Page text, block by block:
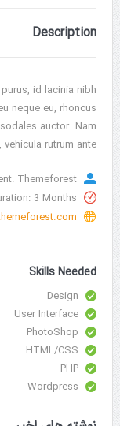
Description
id lacinia nibh
neque eu, rhoncus
auctor. Nam
rutrum ante.
Themeforest
3 Months
Skills Needed
Design
User Interface
PhotoShop
HTML/CSS
PHP
Wordpress